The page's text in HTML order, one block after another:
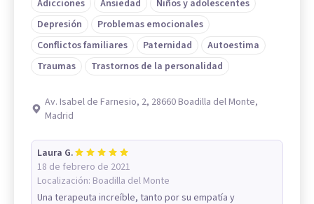
Adicciones Ansiedad
Niños y adolescentes
Depresión
Problemas emocionales
Conflictos familiares
Paternidad
Autoestima
Traumas
Trastornos de la personalidad
Av. Isabel de Farnesio, 2, 28660 Boadilla del Monte,
Madrid
Laura G.
18 de febrero de 2021
Localización: Boadilla del Monte
Una terapeuta increíble, tanto por su empatía y